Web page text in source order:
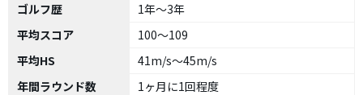
ゴルフ歴
1年～3年
平均スコア
100～109
平均HS
41m/s～45m/s
年間ラウンド数
1ヶ月に1回程度